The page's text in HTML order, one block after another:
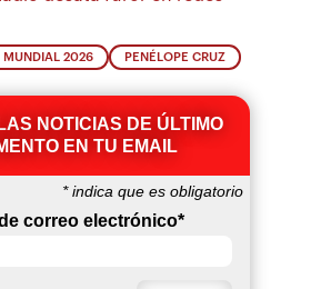
MUNDIAL 2026 PENÉLOPE CRUZ
NOTICIAS DE ÚLTIMO
EN TU EMAIL
*indica que es obligatorio
correo electrónico*